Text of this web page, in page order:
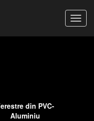
din PVC-
Aluminiu